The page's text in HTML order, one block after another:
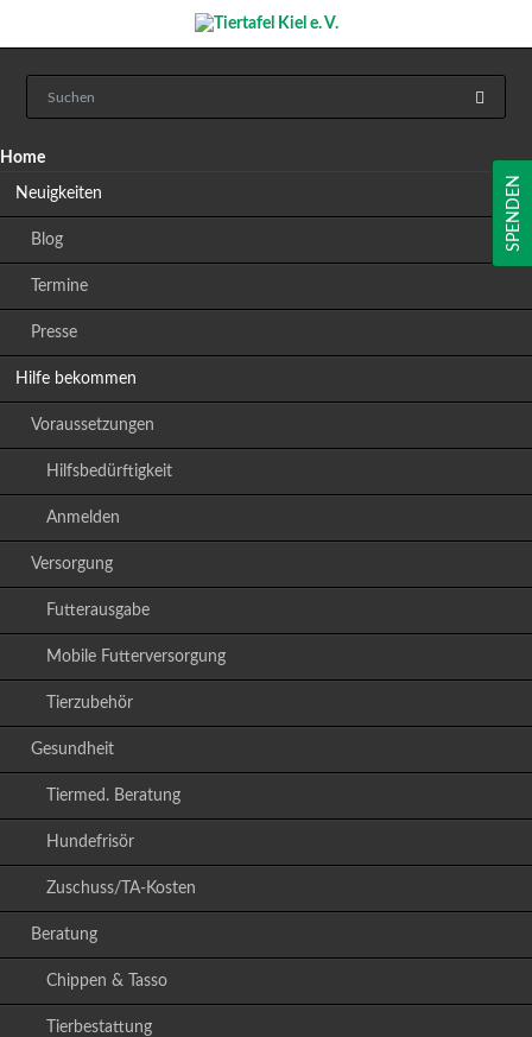
Navigation
Home
Neuigkeiten
Blog
Termine
Presse
Hilfe bekommen
Voraussetzungen
Hilfsbedürftigkeit
Anmelden
Versorgung
Futterausgabe
Mobile Futterversorgung
Tierzubehör
Gesundheit
Tiermed. Beratung
Hundefrisör
Zuschuss/TA-Kosten
Beratung
Chippen & Tasso
Tierbestattung
SPENDEN